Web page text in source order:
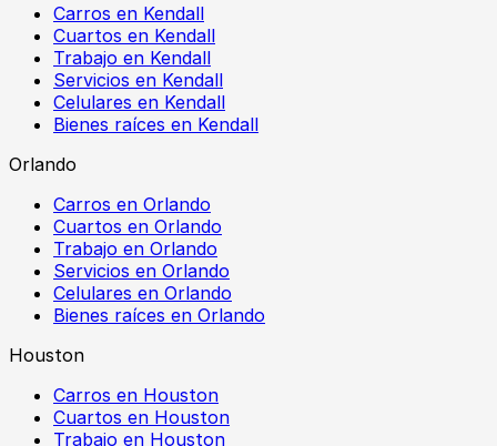
Carros en Kendall
Cuartos en Kendall
Trabajo en Kendall
Servicios en Kendall
Celulares en Kendall
Bienes raíces en Kendall
Orlando
Carros en Orlando
Cuartos en Orlando
Trabajo en Orlando
Servicios en Orlando
Celulares en Orlando
Bienes raíces en Orlando
Houston
Carros en Houston
Cuartos en Houston
Trabajo en Houston